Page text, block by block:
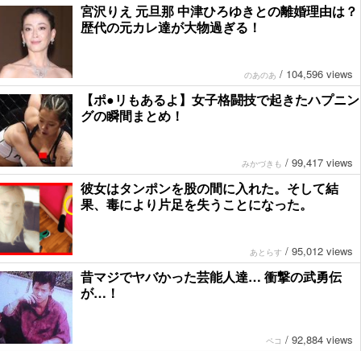
宮沢りえ 元旦那 中津ひろゆきとの離婚理由は？
歴代の元カレ達が大物過ぎる！
のあのあ / 104,596 views
【ポ●リもあるよ】女子格闘技で起きたハプニン
グの瞬間まとめ！
みかづきも / 99,417 views
彼女はタンポンを股の間に入れた。そして結
果、毒により片足を失うことになった。
あとらす / 95,012 views
昔マジでヤバかった芸能人達… 衝撃の武勇伝
が…！
ペコ / 92,884 views